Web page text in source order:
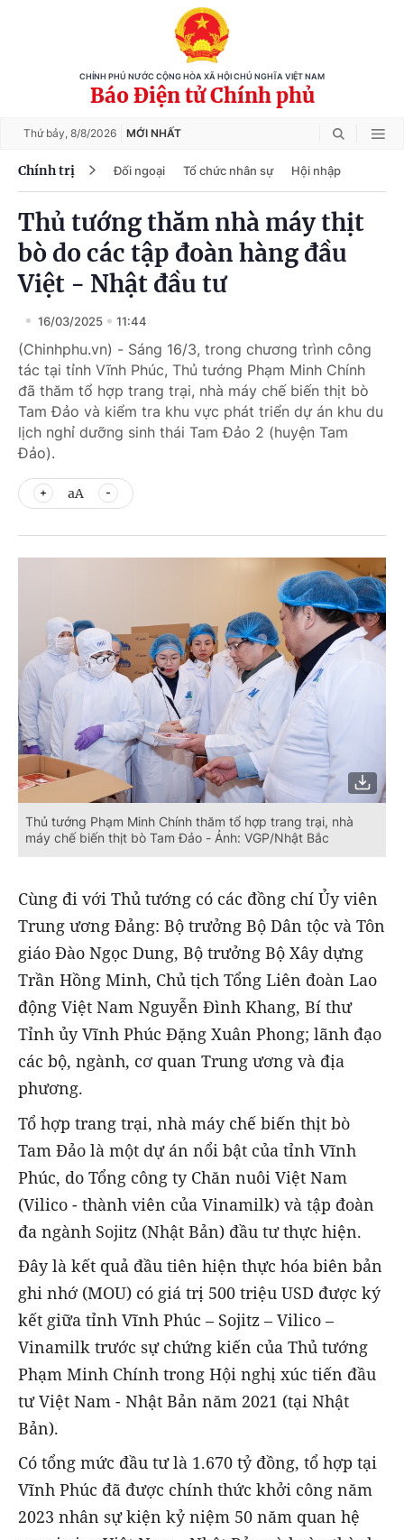
CHÍNH PHỦ NƯỚC CỘNG HÒA XÃ HỘI CHỦ NGHĨA VIỆT NAM
Báo Điện tử Chính phủ
Thứ bảy, 8/8/2026 MỚI NHẤT
Chính trị Đối ngoại Tổ chức nhân sự Hội nhập
Thủ tướng thăm nhà máy thịt
bò do các tập đoàn hàng đầu
Việt - Nhật đầu tư
16/03/2025 11:44
(Chinhphu.vn) - Sáng 16/3, trong chương trình công
tác tại tỉnh Vĩnh Phúc, Thủ tướng Phạm Minh Chính
đã thăm tổ hợp trang trại, nhà máy chế biến thịt bò
Tam Đảo và kiểm tra khu vực phát triển dự án khu du
lịch nghỉ dưỡng sinh thái Tam Đảo 2 (huyện Tam
Đảo).
aA
Thủ tướng Phạm Minh Chính thăm tổ hợp trang trại, nhà
máy chế biến thịt bò Tam Đảo - Ảnh: VGP/Nhật Bắc
Cùng đi với Thủ tướng có các đồng chí Ủy viên
Trung ương Đảng: Bộ trưởng Bộ Dân tộc và Tôn
giáo Đào Ngọc Dung, Bộ trưởng Bộ Xây dựng
Trần Hồng Minh, Chủ tịch Tổng Liên đoàn Lao
động Việt Nam Nguyễn Đình Khang, Bí thư
Tỉnh ủy Vĩnh Phúc Đặng Xuân Phong; lãnh đạo
các bộ, ngành, cơ quan Trung ương và địa
phương.
Tổ hợp trang trại, nhà máy chế biến thịt bò
Tam Đảo là một dự án nổi bật của tỉnh Vĩnh
Phúc, do Tổng công ty Chăn nuôi Việt Nam
(Vilico - thành viên của Vinamilk) và tập đoàn
đa ngành Sojitz (Nhật Bản) đầu tư thực hiện.
Đây là kết quả đầu tiên hiện thực hóa biên bản
ghi nhớ (MOU) có giá trị 500 triệu USD được ký
kết giữa tỉnh Vĩnh Phúc – Sojitz – Vilico –
Vinamilk trước sự chứng kiến của Thủ tướng
Phạm Minh Chính trong Hội nghị xúc tiến đầu
tư Việt Nam - Nhật Bản năm 2021 (tại Nhật
Bản).
Có tổng mức đầu tư là 1.670 tỷ đồng, tổ hợp tại
Vĩnh Phúc đã được chính thức khởi công năm
2023 nhân sự kiện kỷ niệm 50 năm quan hệ